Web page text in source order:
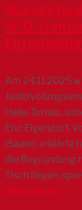
SPD-
Am 24.11.2025
Halle-Tornau,
Eric Eigendorf,
(Saale), erklärte
die Begründung
Tisch liegen,
Weiterlesen